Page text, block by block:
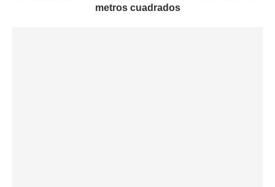
metros cuadrados